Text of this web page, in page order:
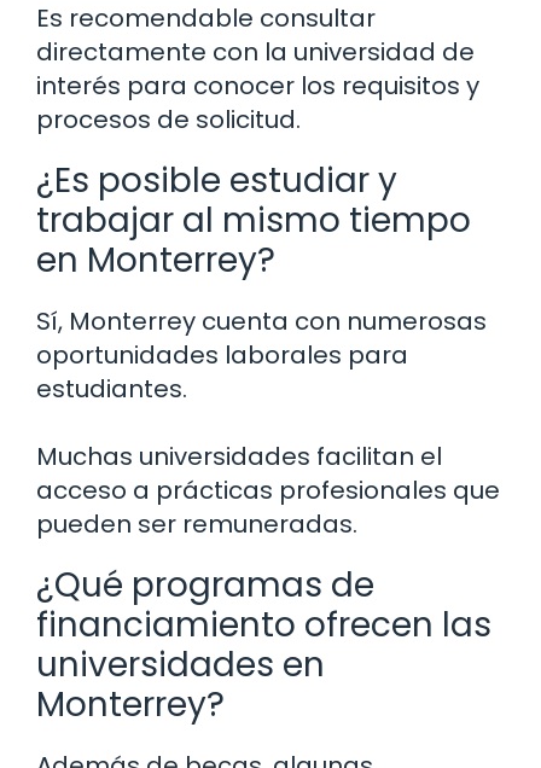
Es recomendable consultar
directamente con la universidad de
interés para conocer los requisitos y
procesos de solicitud.
¿Es posible estudiar y
trabajar al mismo tiempo
en Monterrey?
Sí, Monterrey cuenta con numerosas
oportunidades laborales para
estudiantes.
Muchas universidades facilitan el
acceso a prácticas profesionales que
pueden ser remuneradas.
¿Qué programas de
financiamiento ofrecen las
universidades en
Monterrey?